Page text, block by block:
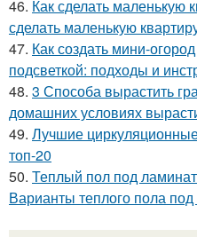
46. Как сделать маленькую
сделать маленькую
47. Как создать мини-
подсветкой: подходы и
48. 3 Способа вырастить
домашних условиях
49. Лучшие
топ-20
50. Теплый пол под
Варианты теплого пола